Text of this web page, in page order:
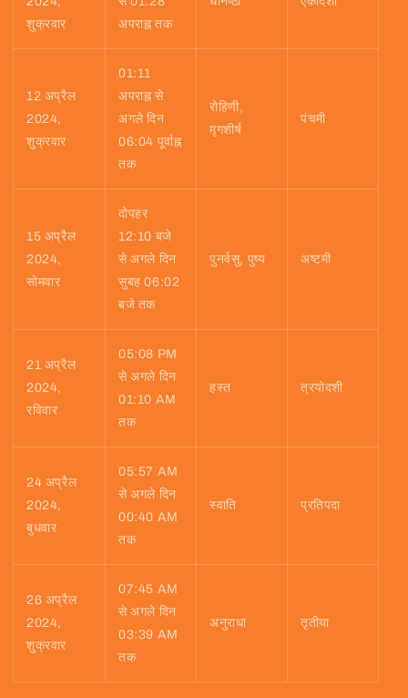
शुक्रवार
अपराह्न तक
12 अप्रैल
2024,
शुक्रवार
01:11
अपराह्न से
अगले दिन
06:04 पूर्वाह्न
तक
रोहिणी,
मृगशीर्ष
पंचमी
15 अप्रैल
2024,
सोमवार
दोपहर
12:10 बजे
से अगले दिन
सुबह 06:02
बजे तक
पुनर्वसु, पुष्य अष्टमी
21 अप्रैल
2024,
रविवार
05:08 PM
से अगले दिन
01:10 AM
तक
हस्त त्रयोदशी
24 अप्रैल
2024,
बुधवार
05:57 AM
से अगले दिन
00:40 AM
तक
स्वाति प्रतिपदा
26 अप्रैल
2024,
शुक्रवार
07:45 AM
से अगले दिन
03:39 AM
तक
अनुराधा तृतीया